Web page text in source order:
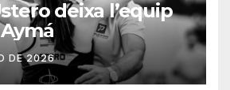
deixa l’equip
DE 2026